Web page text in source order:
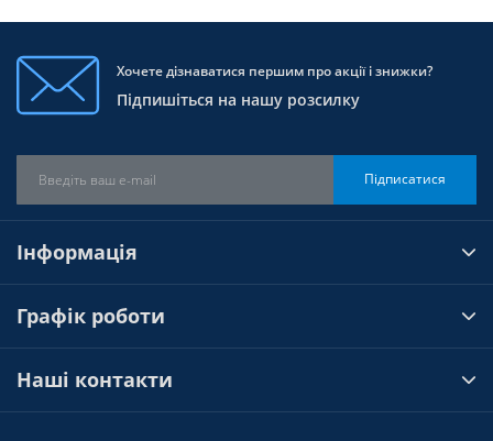
Хочете дізнаватися першим про акції і знижки?
Підпишіться на нашу розсилку
Підписатися
Інформація
Графік роботи
Наші контакти